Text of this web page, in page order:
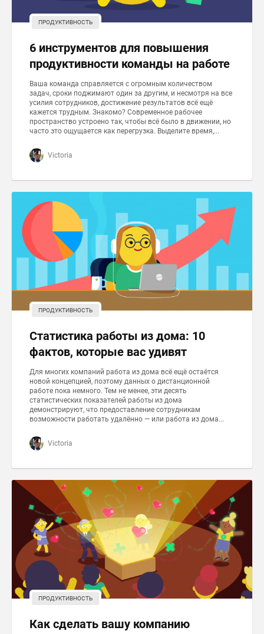
ПРОДУКТИВНОСТЬ
6 инструментов для повышения
продуктивности команды на работе
Ваша команда справляется с огромным количеством
задач, сроки поджимают один за другим, и несмотря на все
усилия сотрудников, достижение результатов всё ещё
кажется трудным. Знакомо? Современное рабочее
пространство устроено так, чтобы всё было в движении, но
часто это ощущается как перегрузка. Выделите время,...
Victoria
ПРОДУКТИВНОСТЬ
Статистика работы из дома: 10
фактов, которые вас удивят
Для многих компаний работа из дома всё ещё остаётся
новой концепцией, поэтому данных о дистанционной
работе пока немного. Тем не менее, эти десять
статистических показателей работы из дома
демонстрируют, что предоставление сотрудникам
возможности работать удалённо — или работа из дома...
Victoria
ПРОДУКТИВНОСТЬ
Как сделать вашу компанию